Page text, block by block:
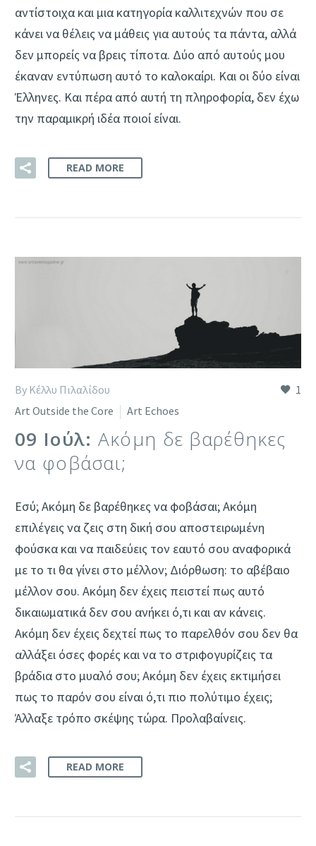
αντίστοιχα και μια κατηγορία καλλιτεχνών που σε
κάνει να θέλεις να μάθεις για αυτούς τα πάντα, αλλά
δεν μπορείς να βρεις τίποτα. Δύο από αυτούς μου
έκαναν εντύπωση αυτό το καλοκαίρι. Και οι δύο είναι
Έλληνες. Και πέρα από αυτή τη πληροφορία, δεν έχω
την παραμικρή ιδέα ποιοί είναι.
READ MORE
1
By Κέλλυ Πιλαλίδου
Art Outside the Core
Art Echoes
09 Ιούλ: Ακόμη δε βαρέθηκες
να φοβάσαι;
Εσύ; Ακόμη δε βαρέθηκες να φοβάσαι; Ακόμη
επιλέγεις να ζεις στη δική σου αποστειρωμένη
φούσκα και να παιδεύεις τον εαυτό σου αναφορικά
με το τι θα γίνει στο μέλλον; Διόρθωση: το αβέβαιο
μέλλον σου. Ακόμη δεν έχεις πειστεί πως αυτό
δικαιωματικά δεν σου ανήκει ό,τι και αν κάνεις.
Ακόμη δεν έχεις δεχτεί πως το παρελθόν σου δεν θα
αλλάξει όσες φορές και να το στριφογυρίζεις τα
βράδια στο μυαλό σου; Ακόμη δεν έχεις εκτιμήσει
πως το παρόν σου είναι ό,τι πιο πολύτιμο έχεις;
Άλλαξε τρόπο σκέψης τώρα. Προλαβαίνεις.
READ MORE